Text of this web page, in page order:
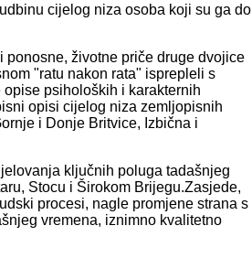
cijelog niza osoba koji su ga do
životne priče druge dvojice
"ratu nakon rata" isprepleli s
psiholoških i karakternih
opisi cijelog niza zemljopisnih
i Donje Britvice, Izbična i
ključnih poluga tadašnjeg
Stocu i Širokom Brijegu.Zasjede,
procesi, nagle promjene strana s
vremena, iznimno kvalitetno